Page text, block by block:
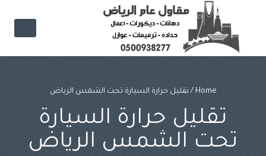
content
Home
/ تقليل حرارة السيارة تحت الشمس الرياض
تقليل حرارة السيارة
تحت الشمس الرياض